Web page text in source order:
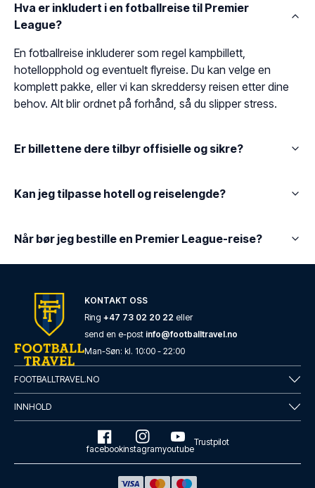
Hva er inkludert i en fotballreise til Premier
League?
En fotballreise inkluderer som regel kampbillett,
hotellopphold og eventuelt flyreise. Du kan velge en
komplett pakke, eller vi kan skreddersy reisen etter dine
behov. Alt blir ordnet på forhånd, så du slipper stress.
Er billettene dere tilbyr offisielle og sikre?
Kan jeg tilpasse hotell og reiselengde?
Når bør jeg bestille en Premier League-reise?
KONTAKT OSS
Ring +47 73 02 20 22 eller
send en e-post info@footballtravel.no
Man-Søn: kl. 10:00 - 22:00
FOOTBALLTRAVEL.NO
INNHOLD
facebookinstagramyoutube
Trustpilot